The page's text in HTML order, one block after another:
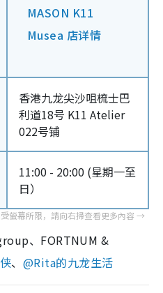
MASON K11
Musea 店详情
香港九龙尖沙咀梳士巴
利道18号 K11 Atelier
022号铺
11:00 - 20:00 (星期一至
日）
、FORTNUM &
、 @Rita的九龙生活